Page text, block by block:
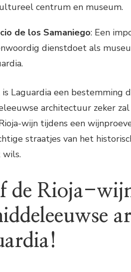
centrum en museum.
de los Samaniego: Een
dienstdoet als
Laguardia een bestemming
architectuur zeker
wijn tijdens een
straatjes van het
wils.
de Rioja-